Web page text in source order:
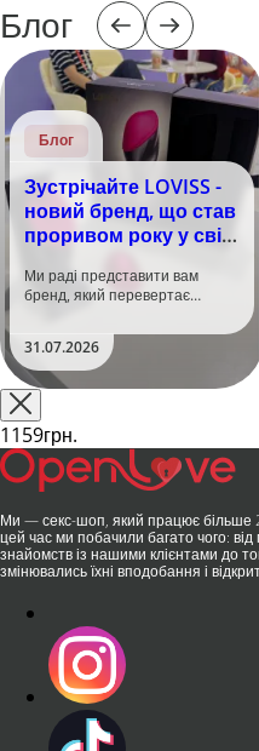
Блог
Блог
Зустрічайте LOVISS -
новий бренд, що став
проривом року у світі
Ми раді представити вам
бренд, який перевертає
та вже встиг стати сенсацією
на міжнародній виставці API
Shanghai-2026!​LOVISS - це
поєднання унікальної естетики
та бездога..
31.07.2026
1159грн.
Ми — секс-шоп, який працює більше
цей час ми побачили багато чого:
знайомств із нашими клієнтами до
змінювались їхні вподобання і